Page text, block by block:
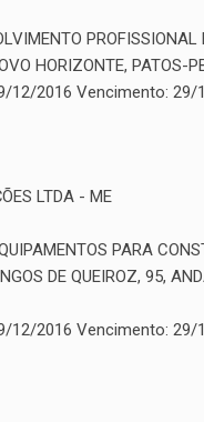
PROFISSIONAL
HORIZONTE, PATOS-
12/2016 Vencimento: 29/
LTDA - ME
PARA
DE QUEIROZ, 95,
12/2016 Vencimento: 29/